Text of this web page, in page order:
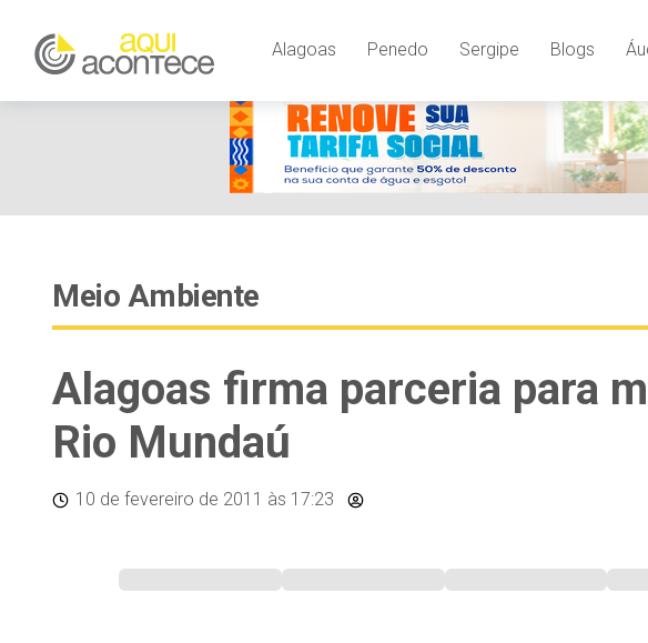
Alagoas Penedo Sergipe Blogs
Meio Ambiente
Alagoas firma parceria para
Rio Mundaú
10 de fevereiro de 2011 às 17:23